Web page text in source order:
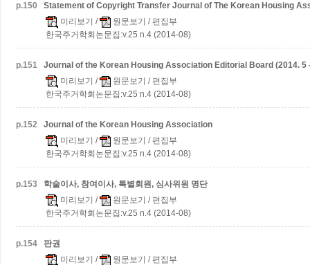
p.150
Statement of Copyright Transfer Journal of The Korean Housing
미리보기 / 원문보기 / 편집부
한국주거학회논문집:v.25 n.4 (2014-08)
p.151
Journal of the Korean Housing Association Editorial Board (2014. 5
미리보기 / 원문보기 / 편집부
한국주거학회논문집:v.25 n.4 (2014-08)
p.152
Journal of the Korean Housing Association
미리보기 / 원문보기 / 편집부
한국주거학회논문집:v.25 n.4 (2014-08)
p.153
학술이사, 참여이사, 특별회원, 심사위원 명단
미리보기 / 원문보기 / 편집부
한국주거학회논문집:v.25 n.4 (2014-08)
p.154
판권
미리보기 / 원문보기 / 편집부